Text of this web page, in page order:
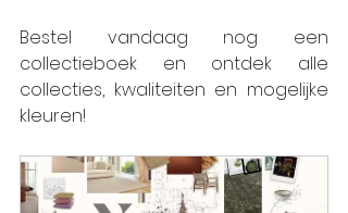
Bestel vandaag nog een
collectieboek en ontdek alle
collecties, kwaliteiten en mogelijke
kleuren!